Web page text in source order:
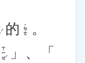
ˊ 的 ˙ㄉㄜ 。
ㄒㄧㄝˊ
」、「